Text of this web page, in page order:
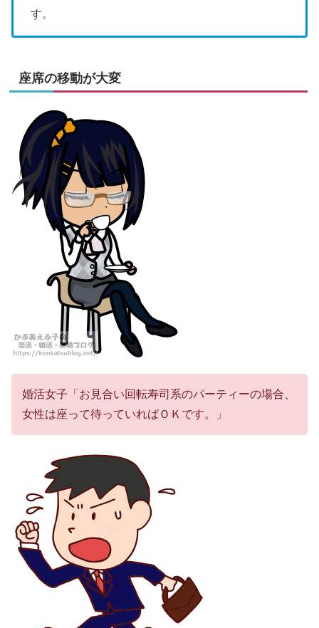
す。
座席の移動が大変
婚活女子「お見合い回転寿司系のパーティーの場合、
女性は座って待っていればＯＫです。」